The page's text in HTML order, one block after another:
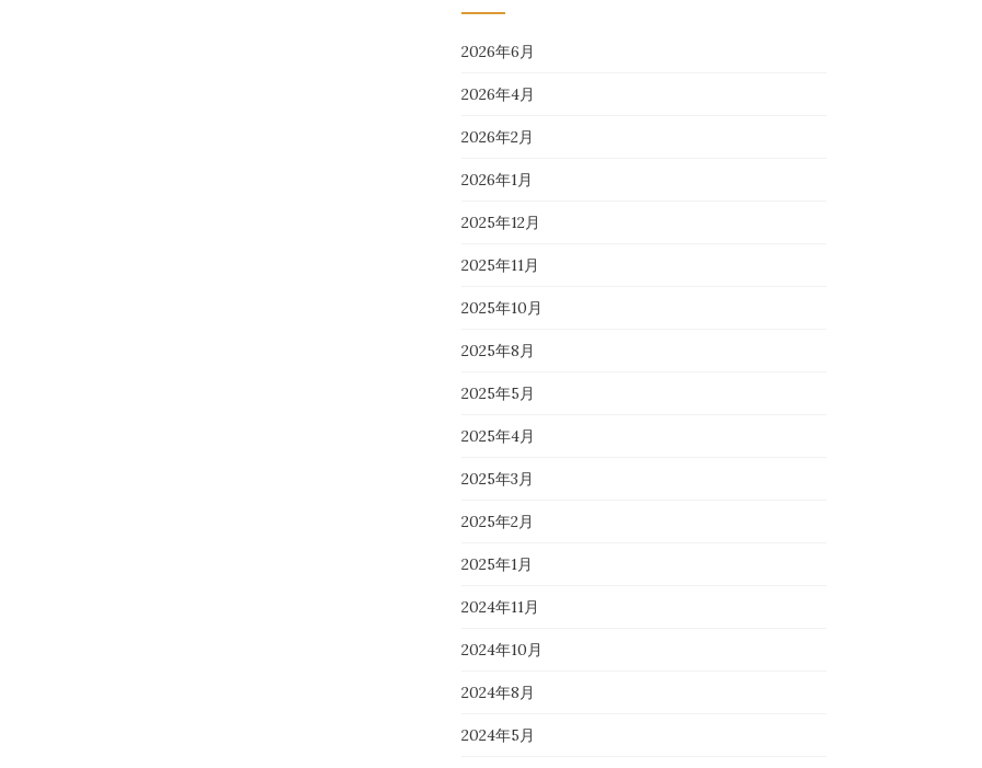
2026年6月
2026年4月
2026年2月
2026年1月
2025年12月
2025年11月
2025年10月
2025年8月
2025年5月
2025年4月
2025年3月
2025年2月
2025年1月
2024年11月
2024年10月
2024年8月
2024年5月